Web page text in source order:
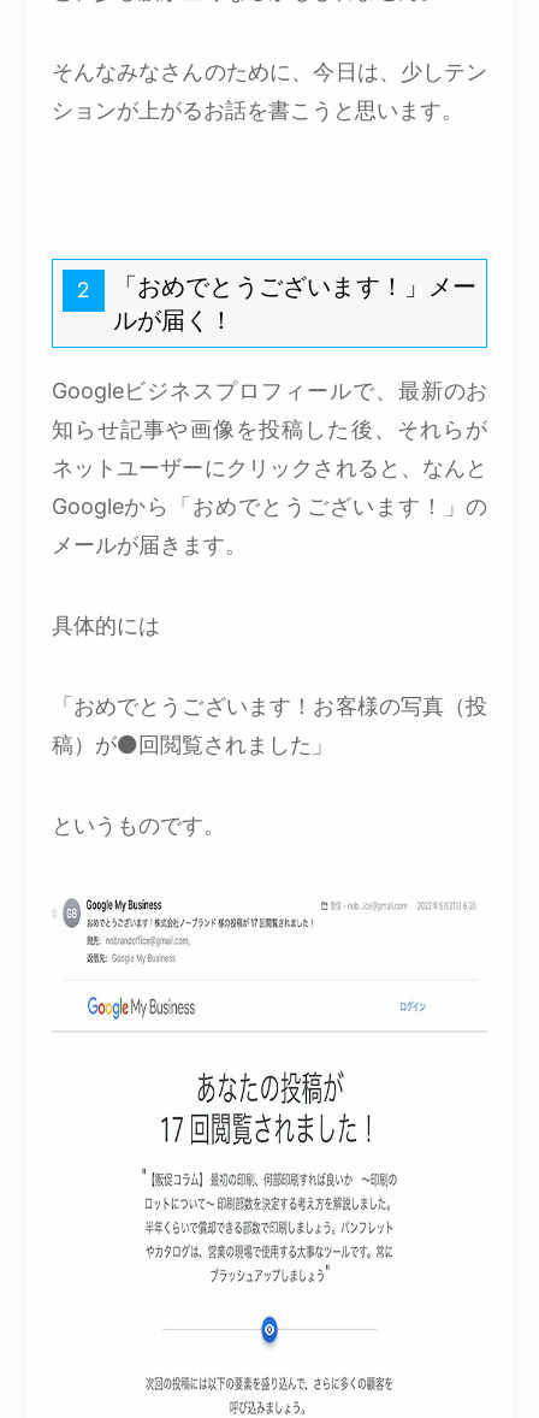
そんなみなさんのために、今日は、少しテン
ションが上がるお話を書こうと思います。
2
「おめでとうございます！」メー
ルが届く！
Googleビジネスプロフィールで、最新のお
知らせ記事や画像を投稿した後、それらが
ネットユーザーにクリックされると、なんと
Googleから「おめでとうございます！」の
メールが届きます。
具体的には
「おめでとうございます！お客様の写真（投
稿）が⚫回閲覧されました」
というものです。